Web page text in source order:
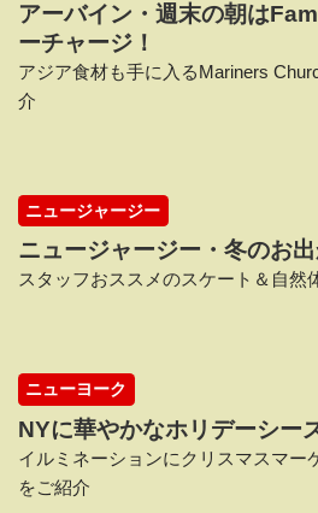
アーバイン・週末の朝は
ーチャージ！
アジア食材も手に入るMariners
介
ニュージャージー
ニュージャージー・冬のお
スタッフおススメのスケート＆自然
ニューヨーク
NYに華やかなホリデーシー
イルミネーションにクリスマスマー
をご紹介